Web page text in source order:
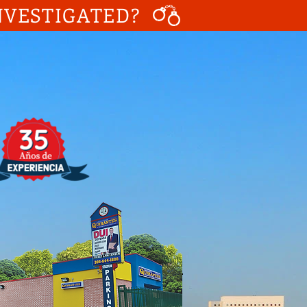
Llamenos Ya!
644-1800